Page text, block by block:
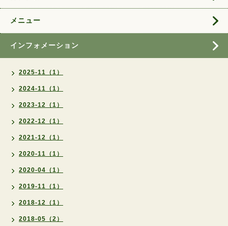
メニュー
インフォメーション
2025-11（1）
2024-11（1）
2023-12（1）
2022-12（1）
2021-12（1）
2020-11（1）
2020-04（1）
2019-11（1）
2018-12（1）
2018-05（2）